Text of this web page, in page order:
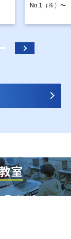
No.1（※）〜
室
子どもが